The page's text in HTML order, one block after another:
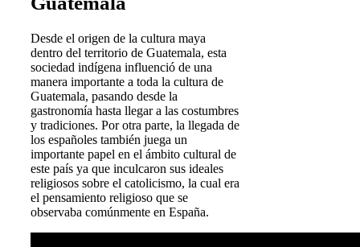
Desde el origen de la cultura maya
dentro del territorio de Guatemala, esta
sociedad indígena influenció de una
manera importante a toda la cultura de
Guatemala, pasando desde la
gastronomía hasta llegar a las costumbres
y tradiciones. Por otra parte, la llegada de
los españoles también juega un
importante papel en el ámbito cultural de
este país ya que inculcaron sus ideales
religiosos sobre el catolicismo, la cual era
el pensamiento religioso que se
observaba comúnmente en España.